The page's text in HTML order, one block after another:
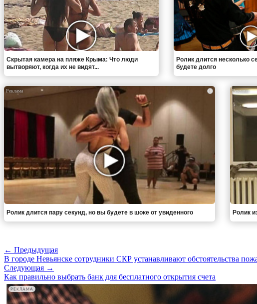
Скрытая камера на пляже Крыма: Что люди
вытворяют, когда их не видят...
Ролик длится несколько
будете долго
i
Ролик длится пару секунд, но вы будете в шоке от увиденного Ролик
← Предыдущая
В городе Невьянске сотрудники СКР устанавливают обстоятельства
Следующая →
Как правильно выбрать банк для бесплатного открытия счета
РЕКЛАМА